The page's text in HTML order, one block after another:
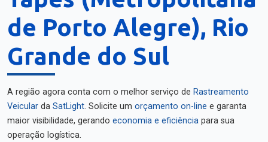
de Porto Alegre), Rio
Grande do Sul
A região agora conta com o melhor serviço de Rastreamento
Veicular da SatLight. Solicite um orçamento on-line e garanta
maior visibilidade, gerando economia e eficiência para sua
operação logística.